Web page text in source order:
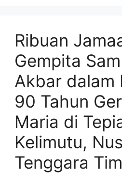
Ribuan
Gempita
Akbar dalam
90 Tahun
Maria di
Kelimutu,
Tenggara